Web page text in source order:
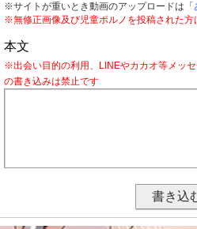
※サイトが重いとき動画のアップロードは「
※無修正画像及び児童ポルノを投稿された方
本文
※出会い目的の利用、LINEやカカオ等メッ
の書き込みは禁止です